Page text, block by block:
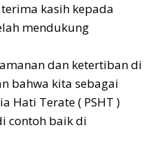
kasih kepada
mendukung
dan ketertiban di
bahwa kita sebagai
Hati Terate ( PSHT )
contoh baik di